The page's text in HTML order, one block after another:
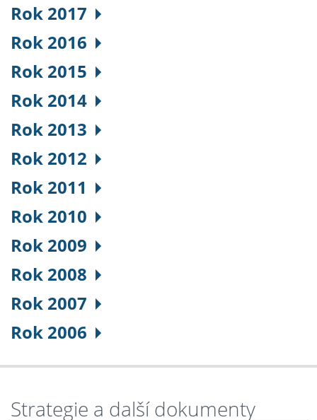
Rok 2017
Rok 2016
Rok 2015
Rok 2014
Rok 2013
Rok 2012
Rok 2011
Rok 2010
Rok 2009
Rok 2008
Rok 2007
Rok 2006
Strategie a další dokumenty